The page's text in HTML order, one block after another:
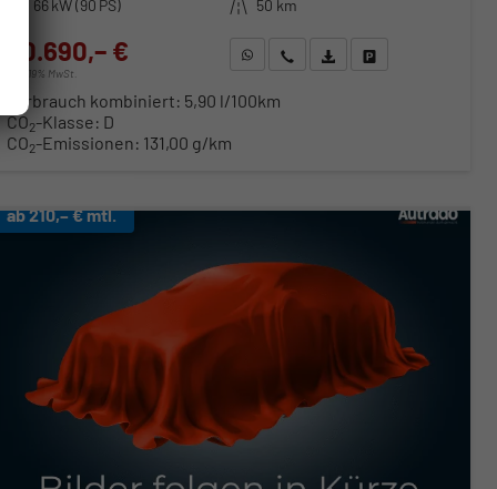
66 kW (90 PS) Kilometerstand 50 km
20.690,– €
incl. 19% MwSt.
WhatsApp anfragen
Wir rufen Sie anFahrzeugexposé (PDF)
Fahrzeug parken
Verbrauch kombiniert: 5,90 l/100km
CO2-Klasse: D
CO2-Emissionen: 131,00 g/km
ab 210,– € mtl.